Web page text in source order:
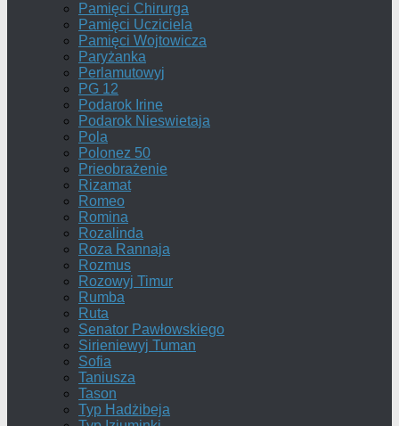
Pamięci Chirurga
Pamięci Ucziciela
Pamięci Wojtowicza
Paryżanka
Perlamutowyj
PG 12
Podarok Irine
Podarok Nieswietaja
Pola
Polonez 50
Prieobrażenie
Rizamat
Romeo
Romina
Rozalinda
Roza Rannaja
Rozmus
Rozowyj Timur
Rumba
Ruta
Senator Pawłowskiego
Sirieniewyj Tuman
Sofia
Taniusza
Tason
Typ Hadżibeja